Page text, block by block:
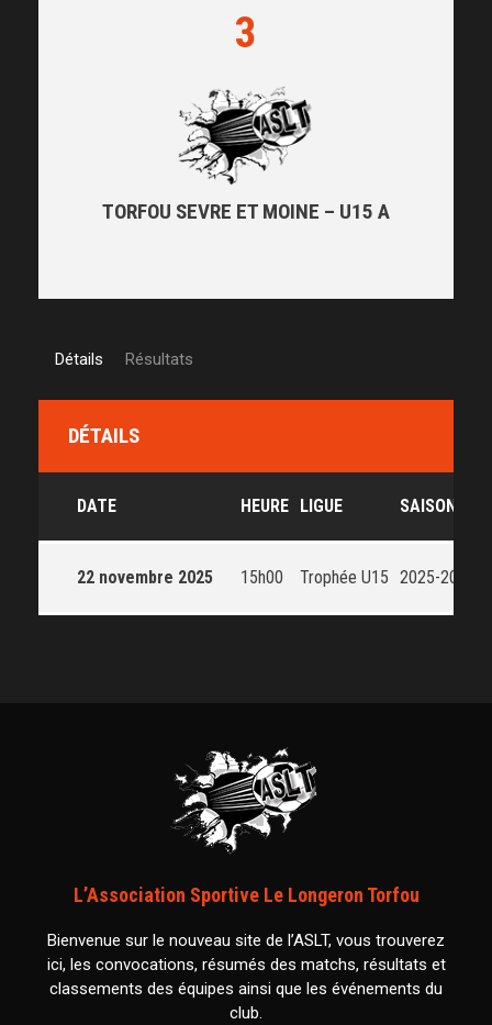
3
TORFOU SEVRE ET MOINE – U15 A
Détails Résultats
DÉTAILS
DATE HEURE LIGUE SAISON
22 novembre 2025 15h00 Trophée U15 2025-2026
L’Association Sportive Le Longeron Torfou
Bienvenue sur le nouveau site de l’ASLT, vous trouverez
ici, les convocations, résumés des matchs, résultats et
classements des équipes ainsi que les événements du
club.